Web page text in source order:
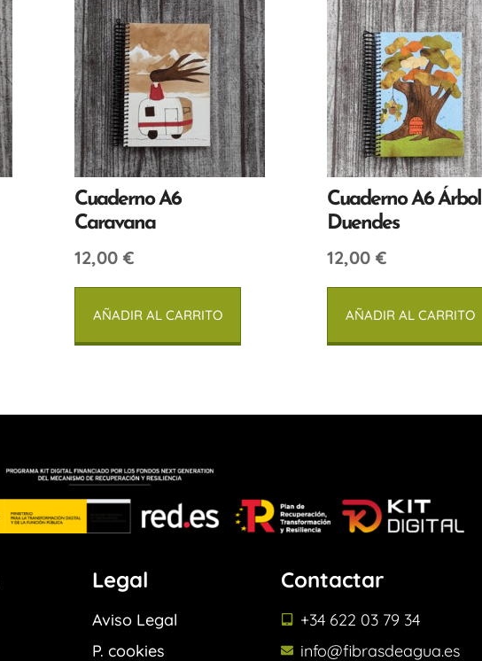
Cuaderno A6
Caravana
12,00 €
AÑADIR AL CARRITO
Cuaderno A6 Árbol
Duendes
12,00 €
AÑADIR AL CARRITO
Legal
Aviso Legal
P. cookies
Contactar
+34 622 03 79 34
info@fibrasdeagua.es